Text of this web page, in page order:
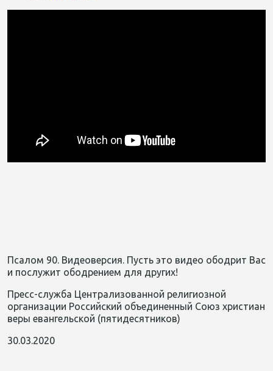
Псалом 90. Видеоверсия. Пусть это видео ободрит Вас
и послужит ободрением для других!
Пресс-служба Централизованной религиозной
организации Российский объединенный Союз христиан
веры евангельской (пятидесятников)
30.03.2020